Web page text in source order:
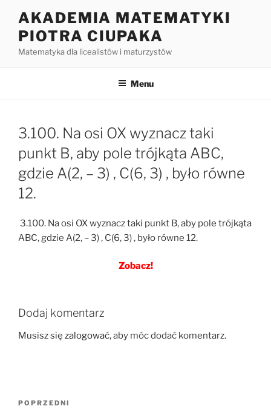
treści
AKADEMIA MATEMATYKI
PIOTRA CIUPAKA
Matematyka dla licealistów i maturzystów
Menu
3.100. Na osi OX wyznacz taki
punkt B, aby pole trójkąta ABC,
gdzie A(2, – 3) , C(6, 3) , było równe
12.
3.100. Na osi OX wyznacz taki punkt B, aby pole trójkąta
ABC, gdzie A(2, – 3) , C(6, 3) , było równe 12.
Zobacz!
Dodaj komentarz
Musisz się zalogować, aby móc dodać komentarz.
Nawigacja
Poprzedni
POPRZEDNI